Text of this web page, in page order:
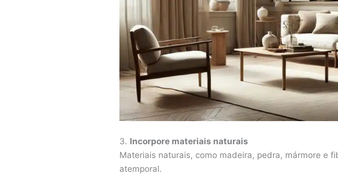
3. Incorpore materiais naturais
Materiais naturais, como madeira, pedra, mármore e
atemporal.